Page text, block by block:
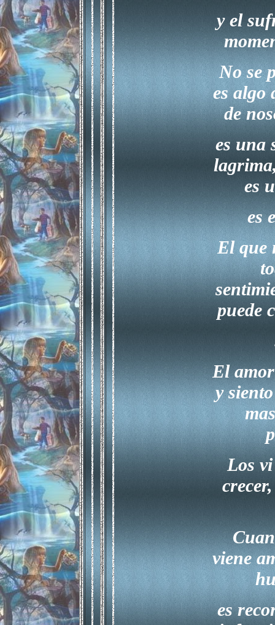
y el
No se
es algo
de
es una
es
es
El que
puede
El
y
Los
viene
es